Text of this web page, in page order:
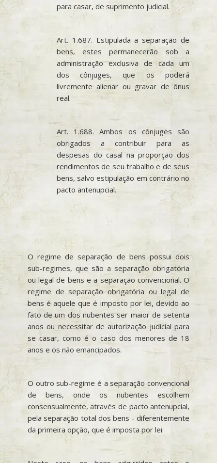
para casar, de suprimento judicial.
Art. 1.687. Estipulada a separação de
bens, estes permanecerão sob a
administração exclusiva de cada um
dos cônjuges, que os poderá
livremente alienar ou gravar de ônus
real.
Art. 1.688. Ambos os cônjuges são
obrigados a contribuir para as
despesas do casal na proporção dos
rendimentos de seu trabalho e de seus
bens, salvo estipulação em contrário no
pacto antenupcial.
O regime de separação de bens possui dois
sub-regimes, que são a separação obrigatória
ou legal de bens e a separação convencional. O
regime de separação obrigatória ou legal de
bens é aquele que é imposto por lei, devido ao
fato de um dos nubentes ser maior de setenta
anos ou necessitar de autorização judicial para
se casar, como é o caso dos menores de 18
anos e os não emancipados.
O outro sub-regime é a separação convencional
de bens, onde os nubentes escolhem
consensualmente, através de pacto antenupcial,
pela separação total dos bens - diferentemente
da primeira opção, que é imposta por lei.